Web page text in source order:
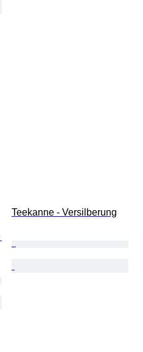
Teekanne - Versilberung